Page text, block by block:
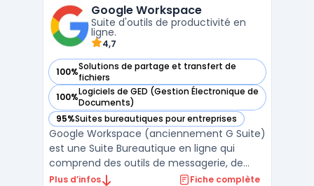
partager des fichiers, des données, des
actualités et ...
Google Workspace
Suite d'outils de productivité en
ligne.
4,7
100%Solutions de partage et transfert de
fichiers
— voir Google Workspace dans cette catégorie
100%Logiciels de GED (Gestion Électronique de
Documents)
— voir Google Workspace dans cette catégorie
95%Suites bureautiques pour entreprises
— voir Google Workspace dans cette catégorie
Google Workspace (anciennement G Suite)
est une Suite Bureautique en ligne qui
comprend des outils de messagerie, de
stockage, de partage et de collaboration.
Plus d’infos Fiche complète